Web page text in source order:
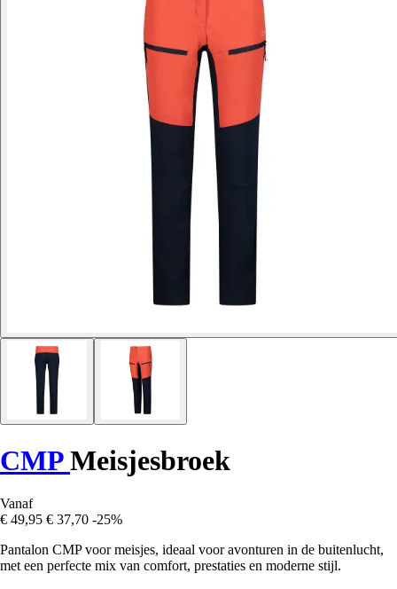
CMPMeisjesbroek
Vanaf
€ 49,95 € 37,70 -25%
Pantalon CMP voor meisjes, ideaal voor avonturen in de buitenlucht,
met een perfecte mix van comfort, prestaties en moderne stijl.